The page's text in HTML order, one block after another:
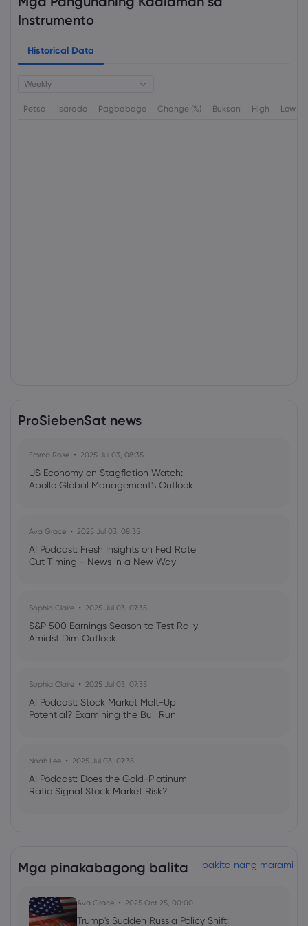
Instrumento
Historical Data
Weekly
Petsa Isarado Pagbabago Change (%) Buksan High Low
ProSiebenSat news
Emma Rose 2025 Jul 03, 08:35
US Economy on Stagflation Watch:
Apollo Global Management's Outlook
Ava Grace 2025 Jul 03, 08:35
AI Podcast: Fresh Insights on Fed Rate
Cut Timing - News in a New Way
Sophia Claire 2025 Jul 03, 07:35
S&P 500 Earnings Season to Test Rally
Amidst Dim Outlook
Sophia Claire 2025 Jul 03, 07:35
AI Podcast: Stock Market Melt-Up
Potential? Examining the Bull Run
Noah Lee 2025 Jul 03, 07:35
AI Podcast: Does the Gold-Platinum
Ratio Signal Stock Market Risk?
Mga pinakabagong balita Ipakita nang marami
Ava Grace 2025 Oct 25, 00:00
Trump's Sudden Russia Policy Shift: